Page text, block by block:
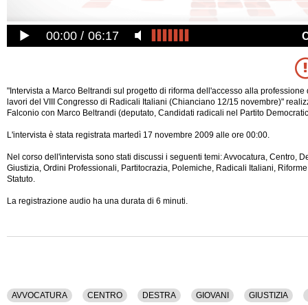
00:00 06:17
"Intervista a Marco Beltrandi sul progetto di riforma dell'accesso alla professione
lavori del VIII Congresso di Radicali Italiani (Chianciano 12/15 novembre)"
Falconio con Marco Beltrandi (deputato, Candidati radicali nel Partito
L'intervista è stata registrata martedì 17 novembre 2009 alle ore 00:00.
Nel corso dell'intervista sono stati discussi i seguenti temi: Avvocatura, Centro,
Giustizia, Ordini Professionali, Partitocrazia, Polemiche, Radicali Italiani,
Statuto.
La registrazione audio ha una durata di 6 minuti.
AVVOCATURA CENTRO DESTRA GIOVANI GIUSTIZIA